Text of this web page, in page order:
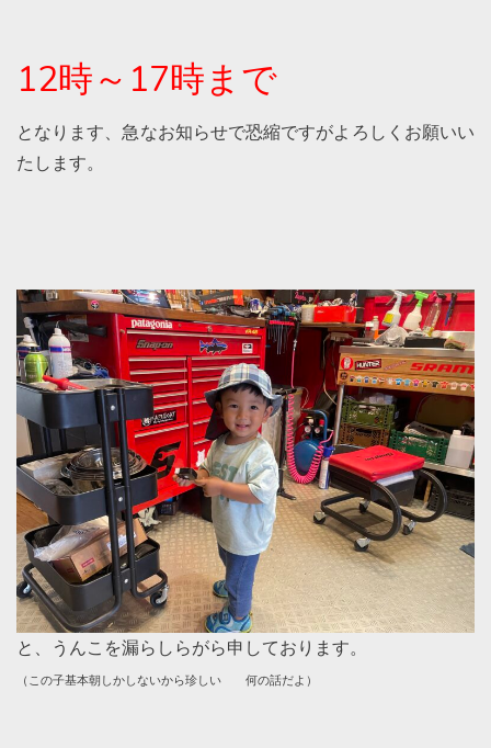
12時～17時まで
となります、急なお知らせで恐縮ですがよろしくお願いい
たします。
と、うんこを漏らしらがら申しております。
（この子基本朝しかしないから珍しい 何の話だよ）